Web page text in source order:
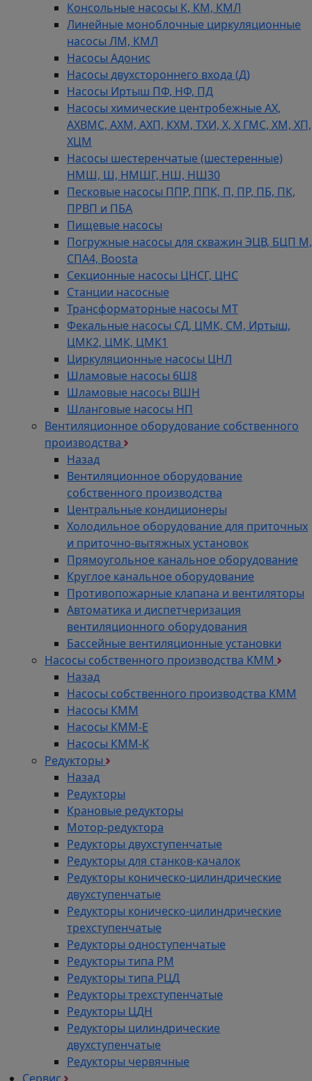
Консольные насосы К, КМ, КМЛ
Линейные моноблочные циркуляционные
насосы ЛМ, КМЛ
Насосы Адонис
Насосы двухстороннего входа (Д)
Насосы Иртыш ПФ, НФ, ПД
Насосы химические центробежные АХ,
АХВМС, АХМ, АХП, КХМ, ТХИ, Х, Х ГМС, ХМ, ХП,
ХЦМ
Насосы шестеренчатые (шестеренные)
НМШ, Ш, НМШГ, НШ, НШ30
Песковые насосы ППР, ППК, П, ПР, ПБ, ПК,
ПРВП и ПБА
Пищевые насосы
Погружные насосы для скважин ЭЦВ, БЦП М,
СПА4, Boosta
Секционные насосы ЦНСГ, ЦНС
Станции насосные
Трансформаторные насосы МТ
Фекальные насосы СД, ЦМК, СМ, Иртыш,
ЦМК2, ЦМК, ЦМК1
Циркуляционные насосы ЦНЛ
Шламовые насосы 6Ш8
Шламовые насосы ВШН
Шланговые насосы НП
Вентиляционное оборудование собственного
производства
Назад
Вентиляционное оборудование
собственного производства
Центральные кондиционеры
Холодильное оборудование для приточных
и приточно-вытяжных установок
Прямоугольное канальное оборудование
Круглое канальное оборудование
Противопожарные клапана и вентиляторы
Автоматика и диспетчеризация
вентиляционного оборудования
Бассейные вентиляционные установки
Насосы собственного производства KMM
Назад
Насосы собственного производства KMM
Насосы КММ
Насосы КММ-Е
Насосы КММ-К
Редукторы
Назад
Редукторы
Крановые редукторы
Мотор-редуктора
Редукторы двухступенчатые
Редукторы для станков-качалок
Редукторы коническо-цилиндрические
двухступенчатые
Редукторы коническо-цилиндрические
трехступенчатые
Редукторы одноступенчатые
Редукторы типа РМ
Редукторы типа РЦД
Редукторы трехступенчатые
Редукторы ЦДН
Редукторы цилиндрические
двухступенчатые
Редукторы червячные